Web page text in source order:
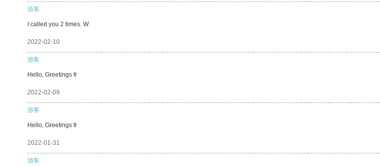
游客
I called you 2 times. W
2022-02-10
游客
Hello, Greetings fr
2022-02-09
游客
Hello, Greetings fr
2022-01-31
游客